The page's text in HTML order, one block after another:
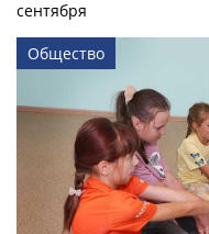
сентября
Общество